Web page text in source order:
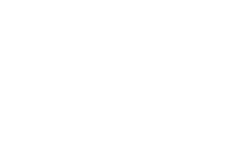
スでの取引実績があります
のではありません